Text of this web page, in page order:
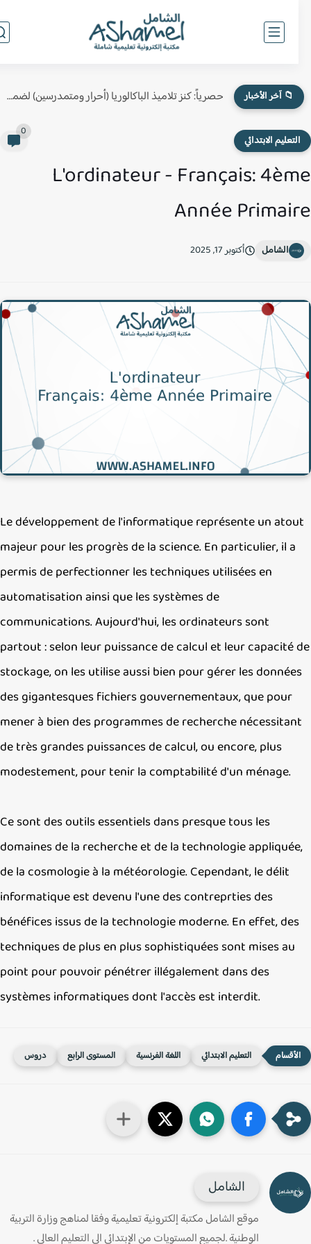
📁 آخر الأخبار حصرياً: كنز تلاميذ الباكالوريا (أحرار ومتمدرسين) لضمان النقطة الكاملة في...
الابتدائي
L'ordinateur - Français:
Année
الشامل أكتوبر 17, 2025
Le développement de l'informatique représente un
majeur pour les progrès de la science. En particulier, il a
permis de perfectionner les techniques utilisées en
automatisation ainsi que les systèmes de
communications. Aujourd'hui, les ordinateurs sont
partout : selon leur puissance de calcul et leur capacité
stockage, on les utilise aussi bien pour gérer les
des gigantesques fichiers gouvernementaux, que pour
mener à bien des programmes de recherche
de très grandes puissances de calcul, ou encore, plus
modestement, pour tenir la comptabilité d'un ménage.
Ce sont des outils essentiels dans presque tous les
domaines de la recherche et de la technologie
de la cosmologie à la météorologie. Cependant, le délit
informatique est devenu l'une des contreprties des
bénéfices issus de la technologie moderne. En effet, des
techniques de plus en plus sophistiquées sont mises au
point pour pouvoir pénétrer illégalement dans des
systèmes informatiques dont l'accès est interdit.
التعليم الابتدائي اللغة الفرنسية المستوى الرابع دروس
الشامل
موقع الشامل مكتبة إلكترونية تعليمية وفقا لمناهج وزارة التربية
الوطنية .لجميع المستويات من الإبتدائي الى التعليم العالي .